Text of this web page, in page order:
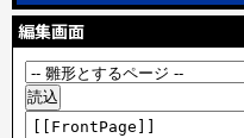
編集画面